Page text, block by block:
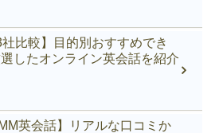
社比較】目的別おすすめでき
したオンライン英会話を紹介
英会話】リアルな口コミか